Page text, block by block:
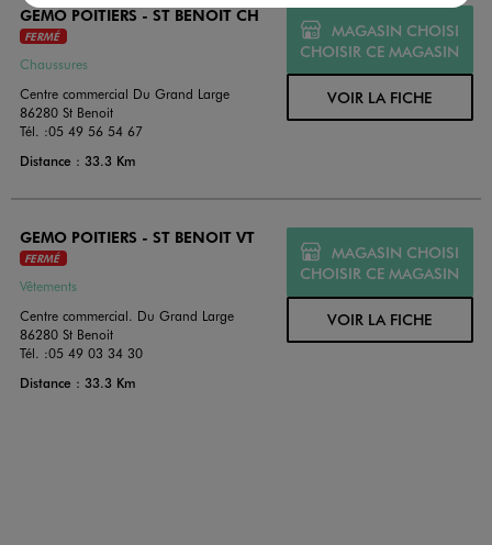
GEMO POITIERS - ST BENOIT CH
FERMÉ
Chaussures
Centre commercial Du Grand Large
86280 St Benoit
Tél. :05 49 56 54 67
Distance : 33.3 Km
MAGASIN CHOISI
CHOISIR CE MAGASIN
VOIR LA FICHE
GEMO POITIERS - ST BENOIT VT
FERMÉ
Vêtements
Centre commercial. Du Grand Large
86280 St Benoit
Tél. :05 49 03 34 30
Distance : 33.3 Km
MAGASIN CHOISI
CHOISIR CE MAGASIN
VOIR LA FICHE